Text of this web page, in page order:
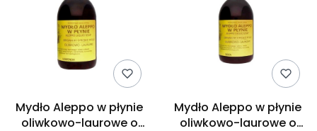
Mydło Aleppo w płynie
oliwkowo-laurowe o
Mydło Aleppo w płynie
oliwkowo-laurowe o